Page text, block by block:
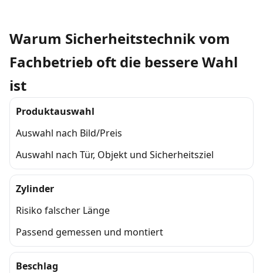
Warum Sicherheitstechnik vom
Fachbetrieb oft die bessere Wahl
ist
Produktauswahl
Auswahl nach Bild/Preis
Auswahl nach Tür, Objekt und Sicherheitsziel
Zylinder
Risiko falscher Länge
Passend gemessen und montiert
Beschlag